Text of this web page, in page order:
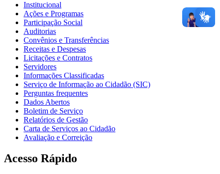
Institucional
Ações e Programas
Participação Social
Auditorias
Convênios e Transferências
Receitas e Despesas
Licitações e Contratos
Servidores
Informações Classificadas
Serviço de Informação ao Cidadão (SIC)
Perguntas frequentes
Dados Abertos
Boletim de Serviço
Relatórios de Gestão
Carta de Serviços ao Cidadão
Avaliação e Correição
Acesso Rápido